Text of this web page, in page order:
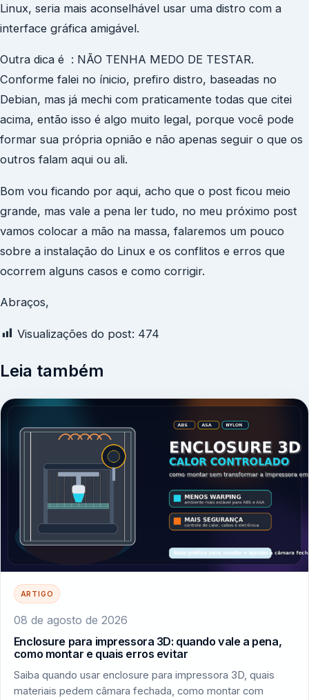
Linux, seria mais aconselhável usar uma distro com a
interface gráfica amigável.
Outra dica é : NÃO TENHA MEDO DE TESTAR.
Conforme falei no ínicio, prefiro distro, baseadas no
Debian, mas já mechi com praticamente todas que citei
acima, então isso é algo muito legal, porque você pode
formar sua própria opnião e não apenas seguir o que os
outros falam aqui ou ali.
Bom vou ficando por aqui, acho que o post ficou meio
grande, mas vale a pena ler tudo, no meu próximo post
vamos colocar a mão na massa, falaremos um pouco
sobre a instalação do Linux e os conflitos e erros que
ocorrem alguns casos e como corrigir.
Abraços,
Visualizações do post: 474
Leia também
ARTIGO
08 de agosto de 2026
Enclosure para impressora 3D: quando vale a pena,
como montar e quais erros evitar
Saiba quando usar enclosure para impressora 3D, quais
materiais pedem câmara fechada, como montar com